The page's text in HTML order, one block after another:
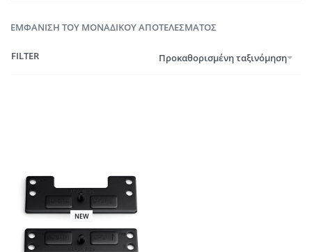
ΕΜΦΆΝΙΣΗ ΤΟΥ ΜΟΝΑΔΙΚΟΎ ΑΠΟΤΕΛΈΣΜΑΤΟΣ
Προκαθορισμένη ταξινόμηση
FILTER
NEW